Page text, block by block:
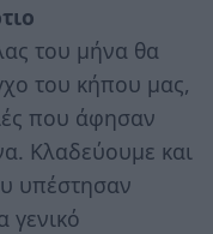
του μήνα θα
του κήπου μας,
που άφησαν
Κλαδεύουμε και
υπέστησαν
γενικό